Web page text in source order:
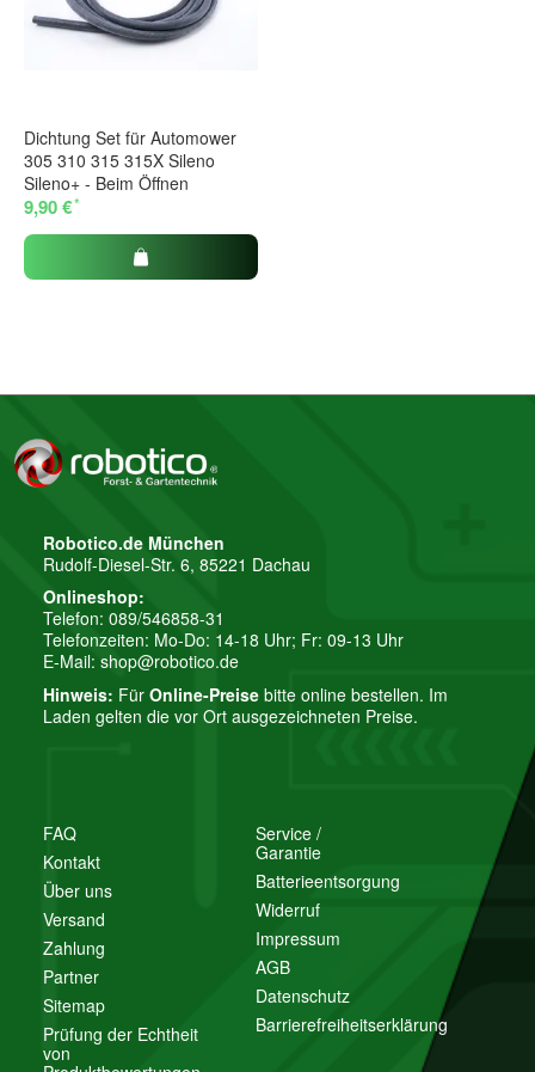
Dichtung Set für Automower
305 310 315 315X Sileno
Sileno+ - Beim Öffnen
9,90 €*
FAQ
Kontakt
Über uns
Versand
Zahlung
Partner
Sitemap
Prüfung der Echtheit
von
Service /
Garantie
Batterieentsorgung
Widerruf
Impressum
AGB
Datenschutz
Barrierefreiheitserklärung
Robotico.de München
Rudolf-Diesel-Str. 6, 85221 Dachau
Onlineshop:
Telefon: 089/546858-31
Telefonzeiten: Mo-Do: 14-18 Uhr; Fr: 09-13 Uhr
E-Mail: shop@robotico.de
Hinweis: Für Online-Preise bitte online bestellen. Im
Laden gelten die vor Ort ausgezeichneten Preise.